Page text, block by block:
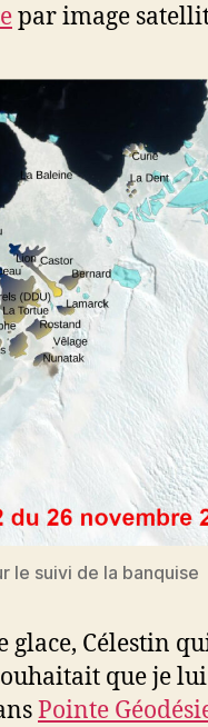
par image
le suivi de la banquise
glace, Célestin
que je lui
Pointe